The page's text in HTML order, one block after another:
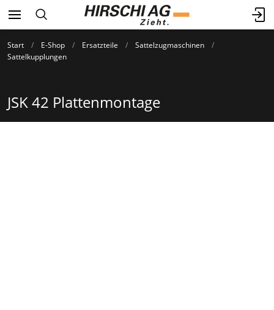
Start E-Shop Ersatzteile
Sattelzugmaschinen
Sattelkupplungen
JSK 42 Plattenmontage